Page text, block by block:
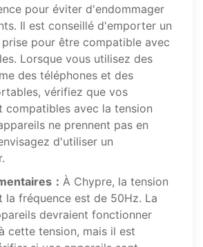
pour éviter d'endommager
Il est conseillé d'emporter un
pour être compatible avec
Lorsque vous utilisez des
des téléphones et des
vérifiez que vos
compatibles avec la tension
ne prennent pas en
d'utiliser un
： À Chypre, la tension
la fréquence est de 50Hz. La
devraient fonctionner
cette tension, mais il est